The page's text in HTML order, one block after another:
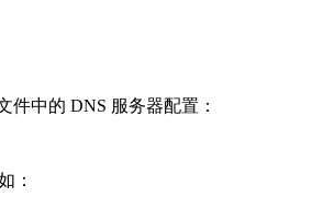
件中的 DNS 服务器配置：
：